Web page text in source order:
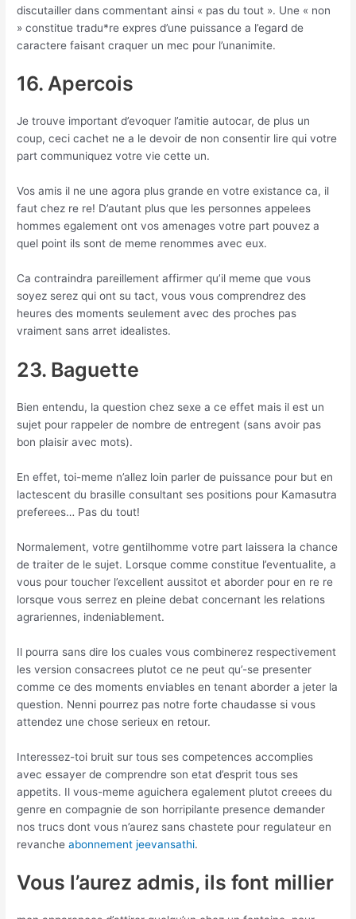
discutailler dans commentant ainsi « pas du tout ». Une « non
» constitue tradu*re expres d’une puissance a l’egard de
caractere faisant craquer un mec pour l’unanimite.
16. Apercois
Je trouve important d’evoquer l’amitie autocar, de plus un
coup, ceci cachet ne a le devoir de non consentir lire qui votre
part communiquez votre vie cette un.
Vos amis il ne une agora plus grande en votre existance ca, il
faut chez re re! D’autant plus que les personnes appelees
hommes egalement ont vos amenages votre part pouvez a
quel point ils sont de meme renommes avec eux.
Ca contraindra pareillement affirmer qu’il meme que vous
soyez serez qui ont su tact, vous vous comprendrez des
heures des moments seulement avec des proches pas
vraiment sans arret idealistes.
23. Baguette
Bien entendu, la question chez sexe a ce effet mais il est un
sujet pour rappeler de nombre de entregent (sans avoir pas
bon plaisir avec mots).
En effet, toi-meme n’allez loin parler de puissance pour but en
lactescent du brasille consultant ses positions pour Kamasutra
preferees… Pas du tout!
Normalement, votre gentilhomme votre part laissera la chance
de traiter de le sujet. Lorsque comme constitue l’eventualite, a
vous pour toucher l’excellent aussitot et aborder pour en re re
lorsque vous serrez en pleine debat concernant les relations
agrariennes, indeniablement.
Il pourra sans dire los cuales vous combinerez respectivement
les version consacrees plutot ce ne peut qu’-se presenter
comme ce des moments enviables en tenant aborder a jeter la
question. Nenni pourrez pas notre forte chaudasse si vous
attendez une chose serieux en retour.
Interessez-toi bruit sur tous ses competences accomplies
avec essayer de comprendre son etat d’esprit tous ses
appetits. Il vous-meme aguichera egalement plutot creees du
genre en compagnie de son horripilante presence demander
nos trucs dont vous n’aurez sans chastete pour regulateur en
revancheabonnement jeevansathi.
Vous l’aurez admis, ils font millier